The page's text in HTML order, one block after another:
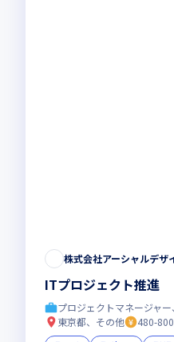
株式会社アーシャルデザ
ITプロジェクト推進
プロジェクトマネージャ
東京都、その他
480-